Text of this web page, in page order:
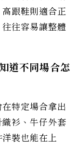
跟鞋則適合正
往容易讓整體
道不同場合怎
特定場合拿出
衫、牛仔外套
裝也能在上